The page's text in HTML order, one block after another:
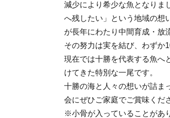
減少により希少な魚となりま
へ残したい」という地域の想
が長年にわたり中間育成・放
その努力は実を結び、わずか
現在では十勝を代表する魚へ
けてきた特別な一尾です。
十勝の海と人々の想いが詰ま
会にぜひご家庭でご賞味くだ
※小骨が入っていることがあ